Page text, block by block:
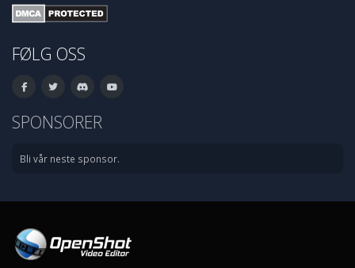
FØLG OSS
SPONSORER
Bli vår neste sponsor.